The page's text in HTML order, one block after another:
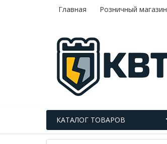
Главная Розничный магазин
КАТАЛОГ ТОВАРОВ